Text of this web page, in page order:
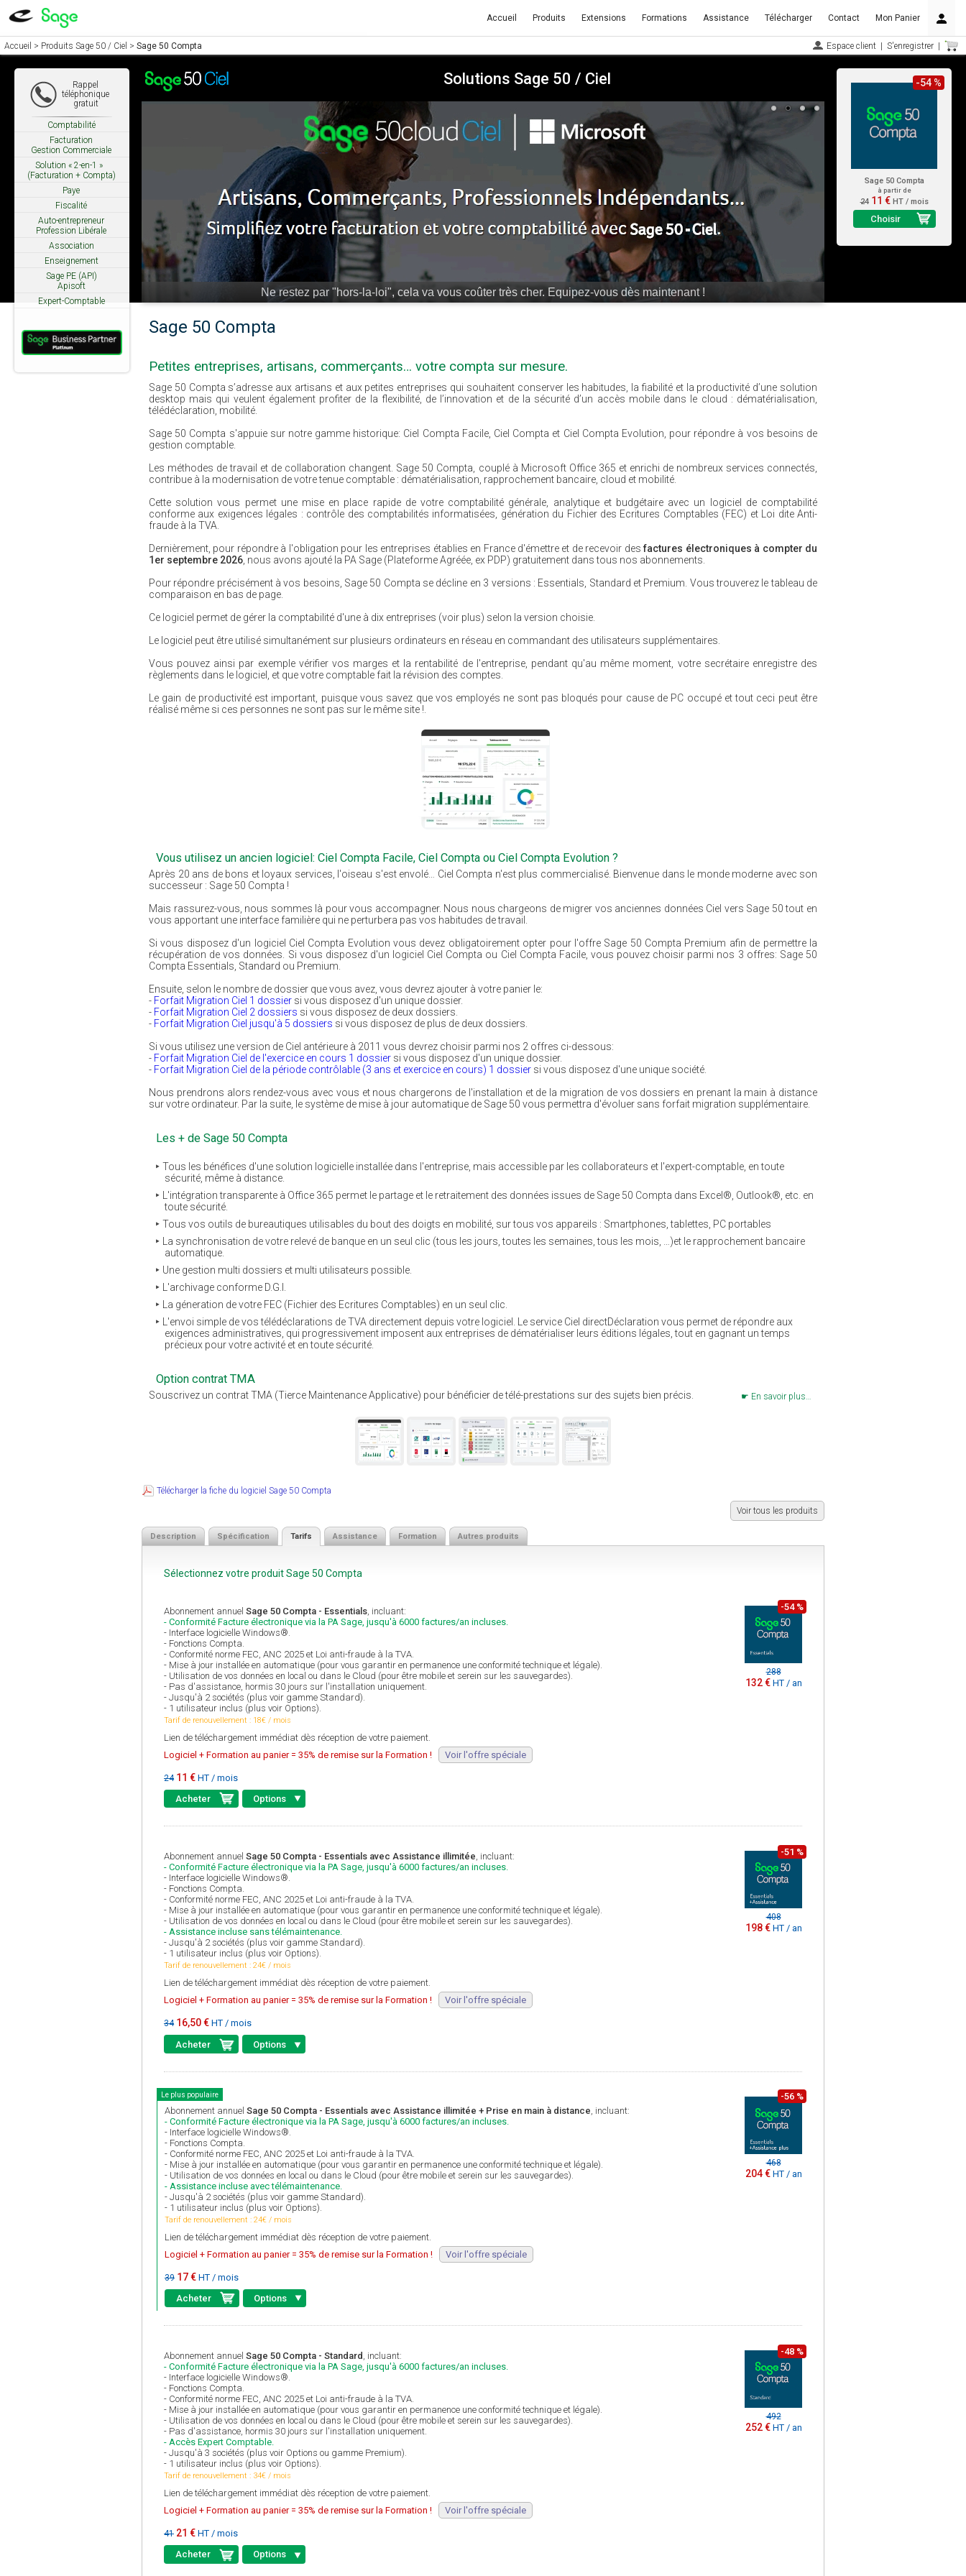
Accueil Produits Extensions Formations Assistance Télécharger Contact Mon Panier
Accueil > Produits Sage 50 / Ciel > Sage 50 Compta Espace client S'enregistrer
Solutions Sage 50 / Ciel
Ne restez par "hors-la-loi", cela va vous coûter très cher. Equipez-vous dès maintenant !
Rappel
téléphonique
gratuit
Comptabilité
Facturation
Gestion Commerciale
Solution « 2-en-1 »
(Facturation + Compta)
Paye
Fiscalité
Auto-entrepreneur
Profession Libérale
Association
Enseignement
Sage PE (API)
Apisoft
Expert-Comptable
Sage 50 Compta
à partir de
24 11 €HT / mois
-54 %
Choisir
Sage 50 Compta
Petites entreprises, artisans, commerçants… votre compta sur mesure.
Sage 50 Compta s’adresse aux artisans et aux petites entreprises qui souhaitent conserver les habitudes, la fiabilité et la productivité d’une solution
desktop mais qui veulent également profiter de la flexibilité, de l’innovation et de la sécurité d’un accès mobile dans le cloud : dématérialisation,
télédéclaration, mobilité.
Sage 50 Compta s'appuie sur notre gamme historique: Ciel Compta Facile, Ciel Compta et Ciel Compta Evolution, pour répondre à vos besoins de
gestion comptable.
Les méthodes de travail et de collaboration changent. Sage 50 Compta, couplé à Microsoft Office 365 et enrichi de nombreux services connectés,
contribue à la modernisation de votre tenue comptable : dématérialisation, rapprochement bancaire, cloud et mobilité.
Cette solution vous permet une mise en place rapide de votre comptabilité générale, analytique et budgétaire avec un logiciel de comptabilité
conforme aux exigences légales : contrôle des comptabilités informatisées, génération du Fichier des Ecritures Comptables (FEC) et Loi dite Anti-
fraude à la TVA.
Dernièrement, pour répondre à l'obligation pour les entreprises établies en France d'émettre et de recevoir desfactures électroniques à compter du
1er septembre 2026 , nous avons ajouté la PA Sage (Plateforme Agréée, ex PDP) gratuitement dans tous nos abonnements.
Pour répondre précisément à vos besoins, Sage 50 Compta se décline en 3 versions : Essentials, Standard et Premium. Vous trouverez le tableau de
comparaison en bas de page.
Ce logiciel permet de gérer la comptabilité d'une à dix entreprises (voir plus) selon la version choisie.
Le logiciel peut être utilisé simultanément sur plusieurs ordinateurs en réseau en commandant des utilisateurs supplémentaires.
Vous pouvez ainsi par exemple vérifier vos marges et la rentabilité de l'entreprise, pendant qu'au même moment, votre secrétaire enregistre des
règlements dans le logiciel, et que votre comptable fait la révision des comptes.
Le gain de productivité est important, puisque vous savez que vos employés ne sont pas bloqués pour cause de PC occupé et tout ceci peut être
réalisé même si ces personnes ne sont pas sur le même site !.
Vous utilisez un ancien logiciel: Ciel Compta Facile, Ciel Compta ou Ciel Compta Evolution ?
Après 20 ans de bons et loyaux services, l'oiseau s'est envolé… Ciel Compta n'est plus commercialisé. Bienvenue dans le monde moderne avec son
successeur : Sage 50 Compta !
Mais rassurez-vous, nous sommes là pour vous accompagner. Nous nous chargeons de migrer vos anciennes données Ciel vers Sage 50 tout en
vous apportant une interface familière qui ne perturbera pas vos habitudes de travail.
Si vous disposez d'un logiciel Ciel Compta Evolution vous devez obligatoirement opter pour l'offre Sage 50 Compta Premium afin de permettre la
récupération de vos données. Si vous disposez d'un logiciel Ciel Compta ou Ciel Compta Facile, vous pouvez choisir parmi nos 3 offres: Sage 50
Compta Essentials, Standard ou Premium.
Ensuite, selon le nombre de dossier que vous avez, vous devrez ajouter à votre panier le:
- Forfait Migration Ciel 1 dossier si vous disposez d'un unique dossier.
- Forfait Migration Ciel 2 dossiers si vous disposez de deux dossiers.
- Forfait Migration Ciel jusqu'à 5 dossiers si vous disposez de plus de deux dossiers.
Si vous utilisez une version de Ciel antérieure à 2011 vous devrez choisir parmi nos 2 offres ci-dessous:
- Forfait Migration Ciel de l'exercice en cours 1 dossier si vous disposez d'un unique dossier.
- Forfait Migration Ciel de la période contrôlable (3 ans et exercice en cours) 1 dossier si vous disposez d'une unique société.
Nous prendrons alors rendez-vous avec vous et nous chargerons de l'installation et de la migration de vos dossiers en prenant la main à distance
sur votre ordinateur. Par la suite, le système de mise à jour automatique de Sage 50 vous permettra d'évoluer sans forfait migration supplémentaire.
Les + de Sage 50 Compta
Tous les bénéfices d'une solution logicielle installée dans l'entreprise, mais accessible par les collaborateurs et l'expert-comptable, en toute
sécurité, même à distance.
L'intégration transparente à Office 365 permet le partage et le retraitement des données issues de Sage 50 Compta dans Excel®, Outlook®, etc. en
toute sécurité.
Tous vos outils de bureautiques utilisables du bout des doigts en mobilité, sur tous vos appareils : Smartphones, tablettes, PC portables
La synchronisation de votre relevé de banque en un seul clic (tous les jours, toutes les semaines, tous les mois, …)et le rapprochement bancaire
automatique.
Une gestion multi dossiers et multi utilisateurs possible.
L'archivage conforme D.G.I.
La géneration de votre FEC (Fichier des Ecritures Comptables) en un seul clic.
L'envoi simple de vos télédéclarations de TVA directement depuis votre logiciel. Le service Ciel directDéclaration vous permet de répondre aux
exigences administratives, qui progressivement imposent aux entreprises de dématérialiser leurs éditions légales, tout en gagnant un temps
précieux pour votre activité et en toute sécurité.
Option contrat TMA
Souscrivez un contrat TMA (Tierce Maintenance Applicative) pour bénéficier de télé-prestations sur des sujets bien précis. En savoir plus…
Télécharger la fiche du logiciel Sage 50 Compta
Voir tous les produits
Description Spécification Tarifs Assistance Formation Autres produits
Sélectionnez votre produit Sage 50 Compta
288
132 €HT / an
Abonnement annuel Sage 50 Compta - Essentials, incluant:
- Conformité Facture électronique via la PA Sage, jusqu'à 6000 factures/an incluses.
- Interface logicielle Windows®.
- Fonctions Compta.
- Conformité norme FEC, ANC 2025 et Loi anti-fraude à la TVA.
- Mise à jour installée en automatique (pour vous garantir en permanence une conformité technique et légale).
- Utilisation de vos données en local ou dans le Cloud (pour être mobile et serein sur les sauvegardes).
- Pas d'assistance, hormis 30 jours sur l'installation uniquement.
- Jusqu'à 2 sociétés (plus voir gamme Standard).
- 1 utilisateur inclus (plus voir Options).
Tarif de renouvellement : 18€ / mois
Lien de téléchargement immédiat dès réception de votre paiement.
Logiciel + Formation au panier = 35% de remise sur la Formation !
Voir l'offre spéciale
24 11 € HT / mois
-54 %
Acheter Options
408
198 €HT / an
Abonnement annuel Sage 50 Compta - Essentials avec Assistance illimitée, incluant:
- Conformité Facture électronique via la PA Sage, jusqu'à 6000 factures/an incluses.
- Interface logicielle Windows®.
- Fonctions Compta.
- Conformité norme FEC, ANC 2025 et Loi anti-fraude à la TVA.
- Mise à jour installée en automatique (pour vous garantir en permanence une conformité technique et légale).
- Utilisation de vos données en local ou dans le Cloud (pour être mobile et serein sur les sauvegardes).
- Assistance incluse sans télémaintenance.
- Jusqu'à 2 sociétés (plus voir gamme Standard).
- 1 utilisateur inclus (plus voir Options).
Tarif de renouvellement : 24€ / mois
Lien de téléchargement immédiat dès réception de votre paiement.
Logiciel + Formation au panier = 35% de remise sur la Formation !
Voir l'offre spéciale
34 16,50 € HT / mois
-51 %
Acheter Options
468
204 €HT / an
Le plus populaire
Abonnement annuel Sage 50 Compta - Essentials avec Assistance illimitée + Prise en main à distance , incluant:
- Conformité Facture électronique via la PA Sage, jusqu'à 6000 factures/an incluses.
- Interface logicielle Windows®.
- Fonctions Compta.
- Conformité norme FEC, ANC 2025 et Loi anti-fraude à la TVA.
- Mise à jour installée en automatique (pour vous garantir en permanence une conformité technique et légale).
- Utilisation de vos données en local ou dans le Cloud (pour être mobile et serein sur les sauvegardes).
- Assistance incluse avec télémaintenance.
- Jusqu'à 2 sociétés (plus voir gamme Standard).
- 1 utilisateur inclus (plus voir Options).
Tarif de renouvellement : 24€ / mois
Lien de téléchargement immédiat dès réception de votre paiement.
Logiciel + Formation au panier = 35% de remise sur la Formation !
Voir l'offre spéciale
39 17 € HT / mois
-56 %
Acheter Options
492
252 €HT / an
Abonnement annuel Sage 50 Compta - Standard , incluant:
- Conformité Facture électronique via la PA Sage, jusqu'à 6000 factures/an incluses.
- Interface logicielle Windows®.
- Fonctions Compta.
- Conformité norme FEC, ANC 2025 et Loi anti-fraude à la TVA.
- Mise à jour installée en automatique (pour vous garantir en permanence une conformité technique et légale).
- Utilisation de vos données en local ou dans le Cloud (pour être mobile et serein sur les sauvegardes).
- Pas d'assistance, hormis 30 jours sur l'installation uniquement.
- Accès Expert Comptable.
- Jusqu'à 3 sociétés (plus voir Options ou gamme Premium).
- 1 utilisateur inclus (plus voir Options).
Tarif de renouvellement : 34€ / mois
Lien de téléchargement immédiat dès réception de votre paiement.
Logiciel + Formation au panier = 35% de remise sur la Formation !
Voir l'offre spéciale
41 21 € HT / mois
-48 %
Acheter Options